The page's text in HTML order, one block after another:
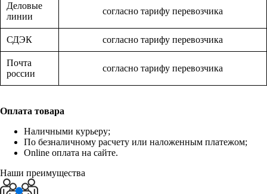
Деловые
линии
согласно тарифу перевозчика
СДЭК согласно тарифу перевозчика
Почта
россии
согласно тарифу перевозчика
Оплата товара
Наличными курьеру;
По безналичному расчету или наложенным платежом;
Online оплата на сайте.
Наши преимущества